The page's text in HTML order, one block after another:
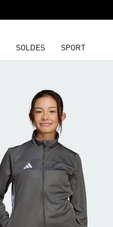
SOLDES SPORT